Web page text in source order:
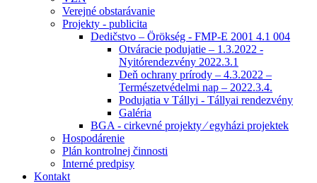
Verejné obstarávanie
Projekty - publicita
Dedičstvo – Örökség - FMP-E 2001 4.1 004
Otváracie podujatie – 1.3.2022 -
Nyitórendezvény 2022.3.1
Deň ochrany prírody – 4.3.2022 –
Természetvédelmi nap – 2022.3.4.
Podujatia v Tállyi - Tállyai rendezvény
Galéria
BGA - cirkevné projekty ⁄ egyházi projektek
Hospodárenie
Plán kontrolnej činnosti
Interné predpisy
Kontakt